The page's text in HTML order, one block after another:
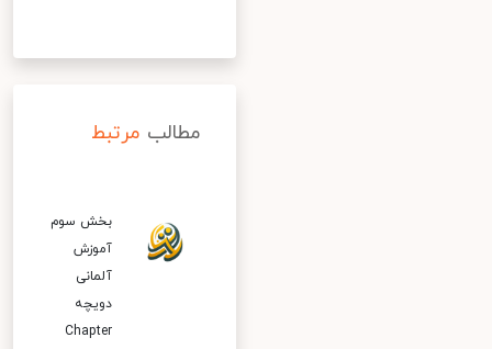
مطالب مرتبط
بخش سوم
آموزش
آلمانی
دویچه
Chapter